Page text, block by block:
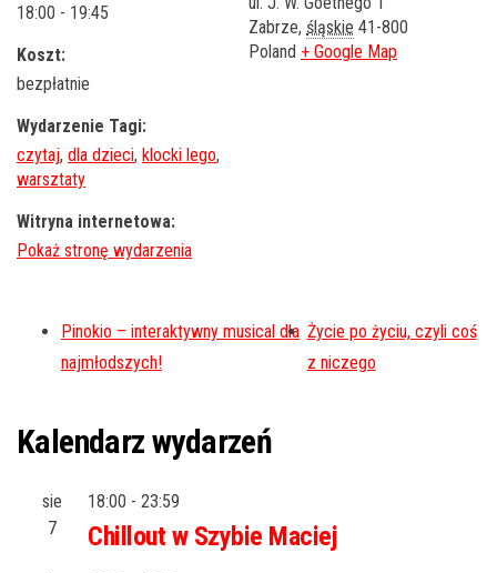
18:00 - 19:45
Koszt:
bezpłatnie
Wydarzenie Tagi:
czytaj, dla dzieci, klocki lego,
warsztaty
Witryna internetowa:
Zabrze, śląskie 41-800
Poland + Google Map
Pinokio – interaktywny musical dla
najmłodszych!
Życie po życiu, czyli coś
z niczego
Kalendarz wydarzeń
sie
7
18:00 - 23:59
Chillout w Szybie Maciej